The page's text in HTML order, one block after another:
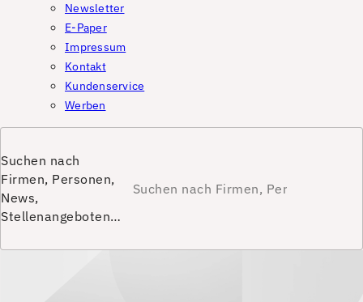
Newsletter
E-Paper
Impressum
Kontakt
Kundenservice
Werben
Suchen nach
Firmen, Personen,
News,
Stellenangeboten…